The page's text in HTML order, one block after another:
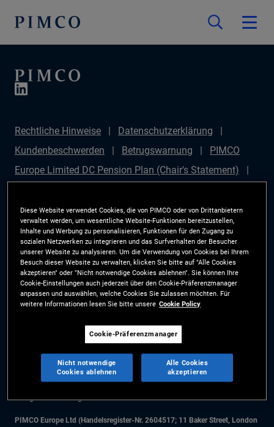
Rechtliche Hinweise
Datenschutzerklärung
Kundenbeschwerden
Betrugswarnung
PIMCO
Europe Limited DC Pension Plan (Chair's Statement)
Investment Principles (SIP))
Sustainable Finance
Disclosures Regulation (SFDR)
PIMCO Europe
Limited DC Pension Plan (Implementation Statement)
PAI Disclosure
Anlegerrechte
Site Map
Cookie-Präferenzmanager
Die Informationen auf dieser Website sind ausschließlich für Schweizer
Staatsbürger bestimmt.
Alle Dokumente und Angaben im Bereich börsengehandelte Fonds dienen
ausschließlich zu Informationszwecken und dürfen nicht als
Anlageberatung verstanden werden. Anleger sollten vor einer
Anlageentscheidung finanziellen Rat einholen.
PIMCO Europe Ltd (Handelsregister-Nr. 2604517; 11 Baker Street, London
Diese Website verwendet Cookies, die von PIMCO oder von Drittanbietern
verwaltet werden, um wesentliche Website-Funktionen bereitzustellen,
Inhalte und Werbung zu personalisieren, Funktionen für den Zugang zu
sozialen Netzwerken zu integrieren und das Surfverhalten der Besucher
unserer Website zu analysieren. Um die Verwendung von Cookies bei Ihrem
Besuch dieser Website zu verwalten, klicken Sie bitte auf "Alle Cookies
akzeptieren" oder "Nicht notwendige Cookies ablehnen". Sie können Ihre
Cookie-Einstellungen auch jederzeit über den Cookie-Präferenzmanager
anpassen und auswählen, welche Cookies Sie zulassen möchten. Für
weitere Informationen lesen Sie bitte unsere Cookie Policy
Cookie-Präferenzmanager
Nicht notwendige
Cookies ablehnen
Alle Cookies
akzeptieren